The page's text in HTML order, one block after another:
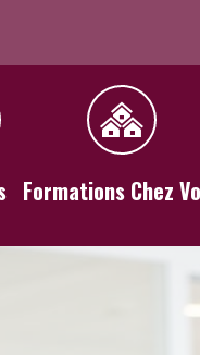
Formations Chez